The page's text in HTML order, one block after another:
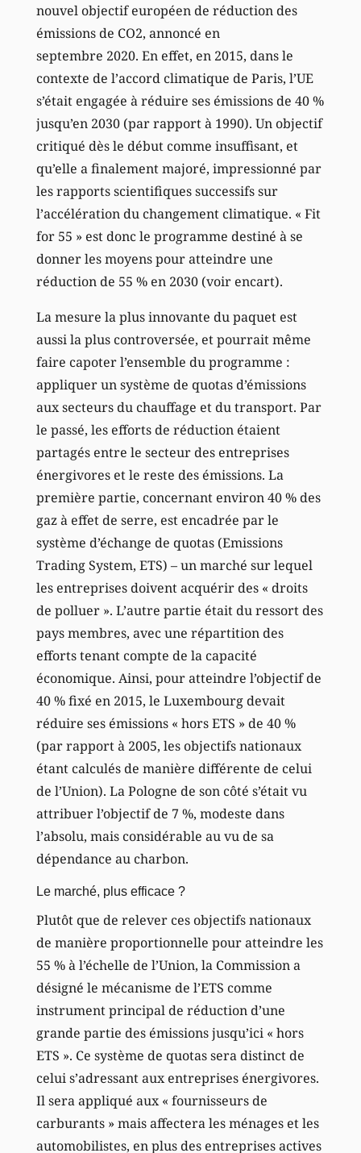
nouvel objectif européen de réduction des
émissions de CO2, annoncé en
septembre 2020. En effet, en 2015, dans le
contexte de l’accord climatique de Paris, l’UE
s’était engagée à réduire ses émissions de 40 %
jusqu’en 2030 (par rapport à 1990). Un objectif
critiqué dès le début comme insuffisant, et
qu’elle a finalement majoré, impressionné par
les rapports scientifiques successifs sur
l’accélération du changement climatique. « Fit
for 55 » est donc le programme destiné à se
donner les moyens pour atteindre une
réduction de 55 % en 2030 (voir encart).
La mesure la plus innovante du paquet est
aussi la plus controversée, et pourrait même
faire capoter l’ensemble du programme :
appliquer un système de quotas d’émissions
aux secteurs du chauffage et du transport. Par
le passé, les efforts de réduction étaient
partagés entre le secteur des entreprises
énergivores et le reste des émissions. La
première partie, concernant environ 40 % des
gaz à effet de serre, est encadrée par le
système d’échange de quotas (Emissions
Trading System, ETS) – un marché sur lequel
les entreprises doivent acquérir des « droits
de polluer ». L’autre partie était du ressort des
pays membres, avec une répartition des
efforts tenant compte de la capacité
économique. Ainsi, pour atteindre l’objectif de
40 % fixé en 2015, le Luxembourg devait
réduire ses émissions « hors ETS » de 40 %
(par rapport à 2005, les objectifs nationaux
étant calculés de manière différente de celui
de l’Union). La Pologne de son côté s’était vu
attribuer l’objectif de 7 %, modeste dans
l’absolu, mais considérable au vu de sa
dépendance au charbon.
Le marché, plus efficace ?
Plutôt que de relever ces objectifs nationaux
de manière proportionnelle pour atteindre les
55 % à l’échelle de l’Union, la Commission a
désigné le mécanisme de l’ETS comme
instrument principal de réduction d’une
grande partie des émissions jusqu’ici « hors
ETS ». Ce système de quotas sera distinct de
celui s’adressant aux entreprises énergivores.
Il sera appliqué aux « fournisseurs de
carburants » mais affectera les ménages et les
automobilistes, en plus des entreprises actives